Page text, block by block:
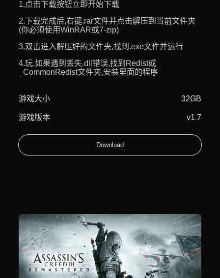
1.点击下载按钮立即开始下载
2.下载完成后,右键.rar文件并点击解压到当前文件夹
(你必须使用WinRAR或7-zip)
3.双击进入解压好的文件夹,找到.exe文件并运行
4.玩.如果遇到丢失.dll错误,找到Redist或
_CommonRedist文件夹,安装里面的程序
游戏大小 32GB
游戏版本 v1.7
Download